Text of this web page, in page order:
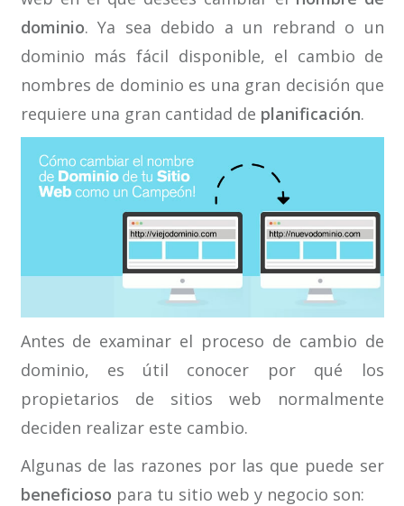
dominio. Ya sea debido a un rebrand o un
dominio más fácil disponible, el cambio de
nombres de dominio es una gran decisión que
requiere una gran cantidad de planificación.
Antes de examinar el proceso de cambio de
dominio, es útil conocer por qué los
propietarios de sitios web normalmente
deciden realizar este cambio.
Algunas de las razones por las que puede ser
beneficioso para tu sitio web y negocio son: